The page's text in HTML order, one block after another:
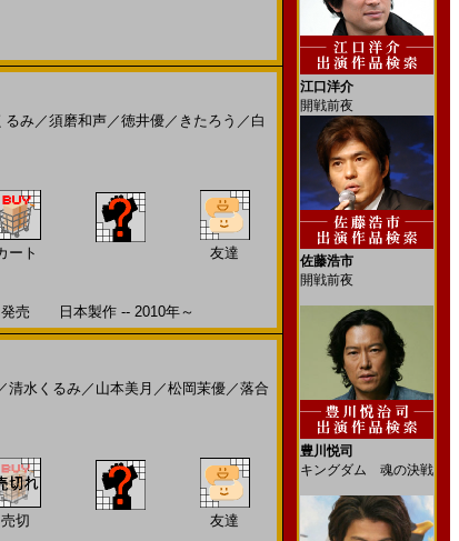
るみ／須磨和声／徳井優／ きたろう ／ 白
ート 友達
発売 日本製作 -- 2010年～
清水くるみ／ 山本美月 ／松岡茉優／落合
売切 友達
江口洋介
開戦前夜
佐藤浩市
開戦前夜
豊川悦司
キングダム 魂の決戦